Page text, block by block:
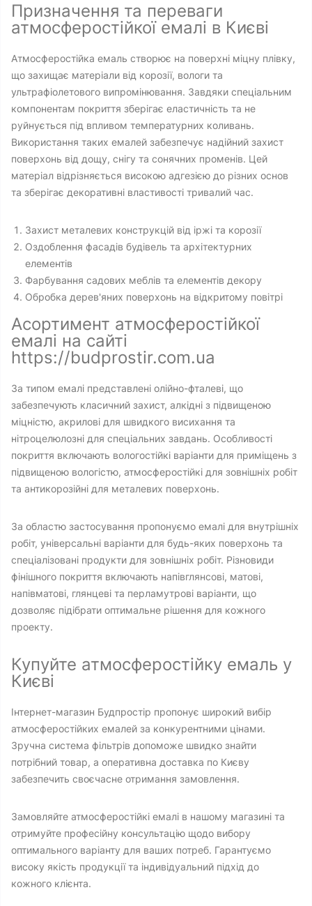
Призначення та переваги
атмосферостійкої емалі в Києві
Атмосферостійка емаль створює на поверхні міцну плівку,
що захищає матеріали від корозії, вологи та
ультрафіолетового випромінювання. Завдяки спеціальним
компонентам покриття зберігає еластичність та не
руйнується під впливом температурних коливань.
Використання таких емалей забезпечує надійний захист
поверхонь від дощу, снігу та сонячних променів. Цей
матеріал відрізняється високою адгезією до різних основ
та зберігає декоративні властивості тривалий час.
Захист металевих конструкцій від іржі та корозії
Оздоблення фасадів будівель та архітектурних
елементів
Фарбування садових меблів та елементів декору
Обробка дерев'яних поверхонь на відкритому повітрі
Асортимент атмосферостійкої
емалі на сайті
https://budprostir.com.ua
За типом емалі представлені олійно-фталеві, що
забезпечують класичний захист, алкідні з підвищеною
міцністю, акрилові для швидкого висихання та
нітроцелюлозні для спеціальних завдань. Особливості
покриття включають вологостійкі варіанти для приміщень з
підвищеною вологістю, атмосферостійкі для зовнішніх робіт
та антикорозійні для металевих поверхонь.
За областю застосування пропонуємо емалі для внутрішніх
робіт, універсальні варіанти для будь-яких поверхонь та
спеціалізовані продукти для зовнішніх робіт. Різновиди
фінішного покриття включають напівглянсові, матові,
напівматові, глянцеві та перламутрові варіанти, що
дозволяє підібрати оптимальне рішення для кожного
проекту.
Купуйте атмосферостійку емаль у
Києві
Інтернет-магазин Будпростір пропонує широкий вибір
атмосферостійких емалей за конкурентними цінами.
Зручна система фільтрів допоможе швидко знайти
потрібний товар, а оперативна доставка по Києву
забезпечить своєчасне отримання замовлення.
Замовляйте атмосферостійкі емалі в нашому магазині та
отримуйте професійну консультацію щодо вибору
оптимального варіанту для ваших потреб. Гарантуємо
високу якість продукції та індивідуальний підхід до
кожного клієнта.